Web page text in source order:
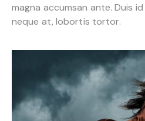
magna accumsan ante. Duis
neque at, lobortis tortor.